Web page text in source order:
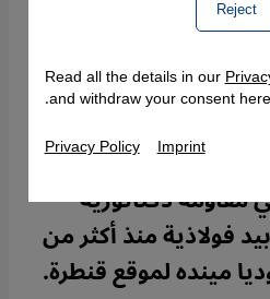
على ارتداء
أكثر من خشيتهم
كتاب بالألمانية
دكتاتورية
فولاذية منذ أكثر من
Reject
Read all the details in our
and withdraw your consent
Privacy Policy Imprint